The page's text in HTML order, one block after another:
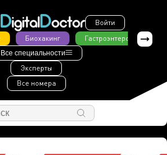
Войти
Биохакинг Гастроэнтерология
Все специальности
Эксперты
Все номера